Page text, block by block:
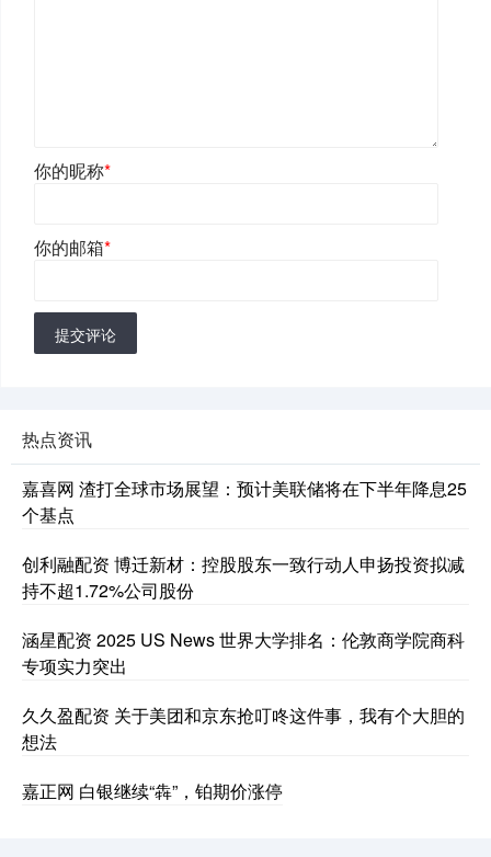
你的昵称*
你的邮箱*
提交评论
热点资讯
嘉喜网 渣打全球市场展望：预计美联储将在下半年降息25
个基点
创利融配资 博迁新材：控股股东一致行动人申扬投资拟减
持不超1.72%公司股份
涵星配资 2025 US News 世界大学排名：伦敦商学院商科
专项实力突出
久久盈配资 关于美团和京东抢叮咚这件事，我有个大胆的
想法
嘉正网 白银继续“犇”，铂期价涨停